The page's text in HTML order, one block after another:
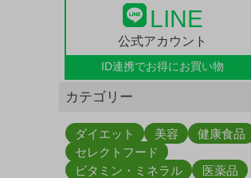
LINE
公式アカウント
ID連携でお得にお買い物
カテゴリー
ダイエット 美容
健康食品
セレクトフード
ビタミン・ミネラル
医薬品